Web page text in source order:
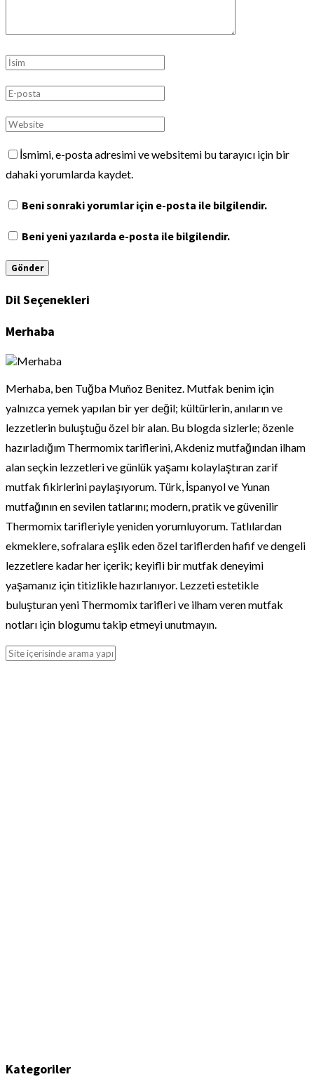
İsmimi, e-posta adresimi ve websitemi bu tarayıcı için bir
dahaki yorumlarda kaydet.
Beni sonraki yorumlar için e-posta ile bilgilendir.
Beni yeni yazılarda e-posta ile bilgilendir.
Dil Seçenekleri
Merhaba
Merhaba, ben Tuğba Muñoz Benitez. Mutfak benim için
yalnızca yemek yapılan bir yer değil; kültürlerin, anıların ve
lezzetlerin buluştuğu özel bir alan. Bu blogda sizlerle; özenle
hazırladığım Thermomix tariflerini, Akdeniz mutfağından ilham
alan seçkin lezzetleri ve günlük yaşamı kolaylaştıran zarif
mutfak fikirlerini paylaşıyorum. Türk, İspanyol ve Yunan
mutfağının en sevilen tatlarını; modern, pratik ve güvenilir
Thermomix tarifleriyle yeniden yorumluyorum. Tatlılardan
ekmeklere, sofralara eşlik eden özel tariflerden hafif ve dengeli
lezzetlere kadar her içerik; keyifli bir mutfak deneyimi
yaşamanız için titizlikle hazırlanıyor. Lezzeti estetikle
buluşturan yeni Thermomix tarifleri ve ilham veren mutfak
notları için blogumu takip etmeyi unutmayın.
Kategoriler